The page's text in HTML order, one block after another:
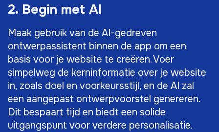
2. Begin met AI
Maak gebruik van de AI-gedreven
ontwerpassistent binnen de app om een
basis voor je website te creëren. Voer
simpelweg de kerninformatie over je website
in, zoals doel en voorkeursstijl, en de AI zal
een aangepast ontwerpvoorstel genereren.
Dit bespaart tijd en biedt een solide
uitgangspunt voor verdere personalisatie.